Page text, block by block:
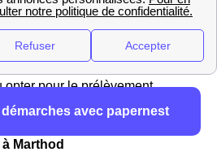
la possibilité de vous
client en ligne ou d'utiliser
& Moi. De plus, vous pouvez
bancaires pour un
opter pour le prélèvement
Marthod
démarches avec papernest